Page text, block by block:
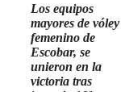
Los equipos
mayores de vóley
femenino de
Escobar, se
unieron en la
victoria tras